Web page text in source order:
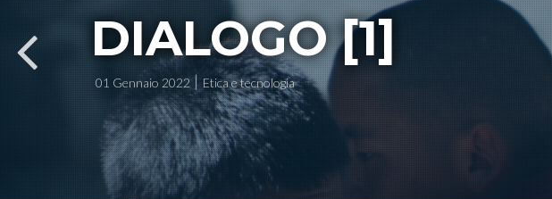
navigazione
DIALOGO [1]
01 Gennaio 2022 Etica e tecnologia